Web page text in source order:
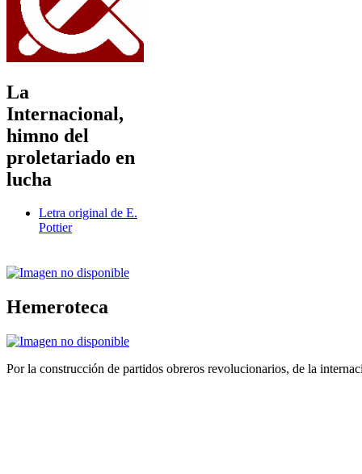
La
Internacional,
himno del
proletariado en
lucha
Letra original de E.
Pottier
Hemeroteca
Por la construcción de partidos obreros revolucionarios, de la